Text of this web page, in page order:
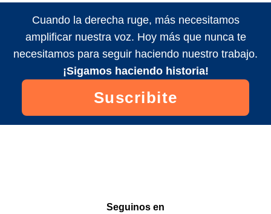
Cuando la derecha ruge, más necesitamos
amplificar nuestra voz. Hoy más que nunca te
necesitamos para seguir haciendo nuestro trabajo.
¡Sigamos haciendo historia!
Suscribite
Seguinos en